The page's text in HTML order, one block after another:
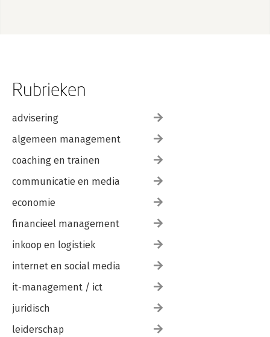
Rubrieken
advisering
algemeen management
coaching en trainen
communicatie en media
economie
financieel management
inkoop en logistiek
internet en social media
it-management / ict
juridisch
leiderschap